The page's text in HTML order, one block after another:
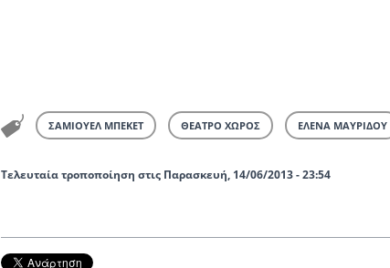
ΣΑΜΙΟΥΕΛ ΜΠΕΚΕΤ ΘΕΑΤΡΟ ΧΩΡΟΣ ΕΛΕΝΑ ΜΑΥΡΙΔΟΥ
Τελευταία τροποποίηση στις Παρασκευή, 14/06/2013 - 23:54